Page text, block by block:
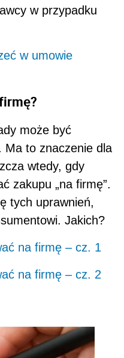
w przypadku
w umowie
może być
Ma to znaczenie dla
wtedy, gdy
zakupu „na firmę”.
tych uprawnień,
Jakich?
na firmę – cz. 1
na firmę – cz. 2